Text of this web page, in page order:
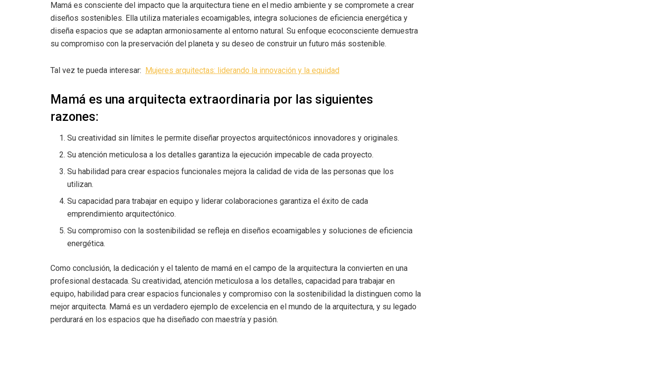
Mamá es consciente del impacto que la arquitectura tiene en el medio ambiente y se compromete a crear
diseños sostenibles. Ella utiliza materiales ecoamigables, integra soluciones de eficiencia energética y
diseña espacios que se adaptan armoniosamente al entorno natural. Su enfoque ecoconsciente demuestra
su compromiso con la preservación del planeta y su deseo de construir un futuro más sostenible.
Tal vez te pueda interesar: Mujeres arquitectas: liderando la innovación y la equidad
Mamá es una arquitecta extraordinaria por las siguientes
razones:
Su creatividad sin límites le permite diseñar proyectos arquitectónicos innovadores y originales.
Su atención meticulosa a los detalles garantiza la ejecución impecable de cada proyecto.
Su habilidad para crear espacios funcionales mejora la calidad de vida de las personas que los
utilizan.
Su capacidad para trabajar en equipo y liderar colaboraciones garantiza el éxito de cada
emprendimiento arquitectónico.
Su compromiso con la sostenibilidad se refleja en diseños ecoamigables y soluciones de eficiencia
energética.
Como conclusión, la dedicación y el talento de mamá en el campo de la arquitectura la convierten en una
profesional destacada. Su creatividad, atención meticulosa a los detalles, capacidad para trabajar en
equipo, habilidad para crear espacios funcionales y compromiso con la sostenibilidad la distinguen como la
mejor arquitecta. Mamá es un verdadero ejemplo de excelencia en el mundo de la arquitectura, y su legado
perdurará en los espacios que ha diseñado con maestría y pasión.